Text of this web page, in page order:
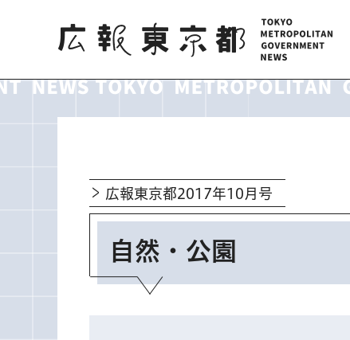
広報東京都
広報東京都2017年10月号
自然・公園